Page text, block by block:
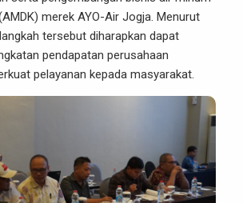
merek AYO-Air Jogja. Menurut
tersebut diharapkan dapat
pendapatan perusahaan
pelayanan kepada masyarakat.